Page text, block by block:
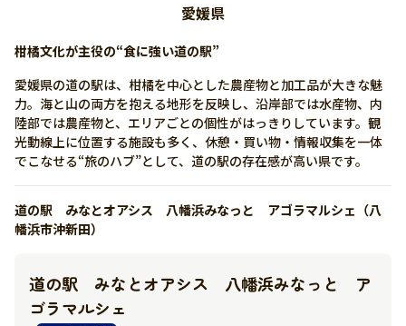
愛媛県
柑橘文化が主役の“食に強い道の駅”
愛媛県の道の駅は、柑橘を中心とした農産物と加工品が大きな魅
力。海と山の両方を抱える地形を反映し、沿岸部では水産物、内
陸部では農産物と、エリアごとの個性がはっきりしています。観
光動線上に位置する施設も多く、休憩・買い物・情報収集を一体
でこなせる“旅のハブ”として、道の駅の存在感が高い県です。
道の駅 みなとオアシス 八幡浜みなっと アゴラマルシェ（八
幡浜市沖新田）
道の駅 みなとオアシス 八幡浜みなっと ア
ゴラマルシェ